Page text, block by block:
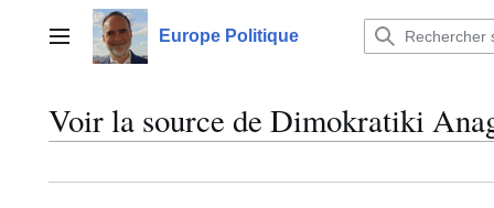
contenuMenu principalEurope Politique
Voir la source de Dimokratiki